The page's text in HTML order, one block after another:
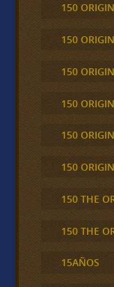
150
150
150
150
150
150
150 THE
150 THE
15AÑOS